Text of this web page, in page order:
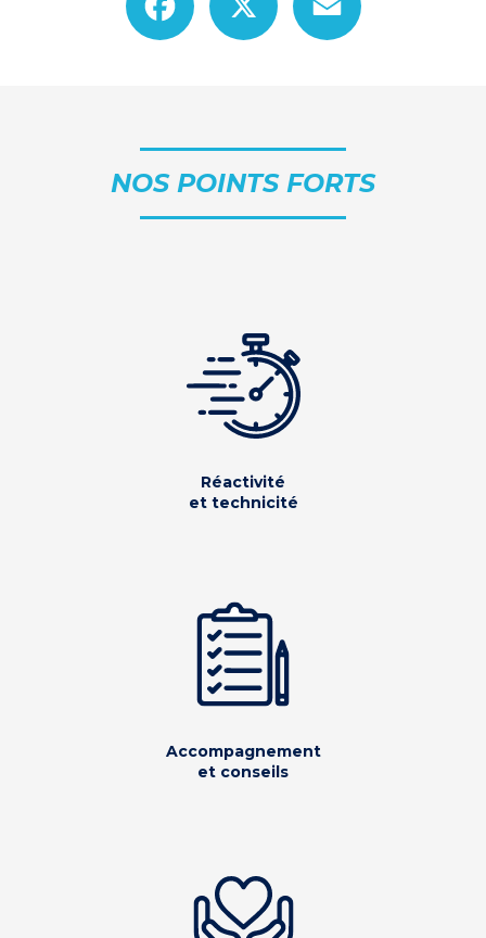
NOS POINTS FORTS
Réactivité
et technicité
Accompagnement
et conseils